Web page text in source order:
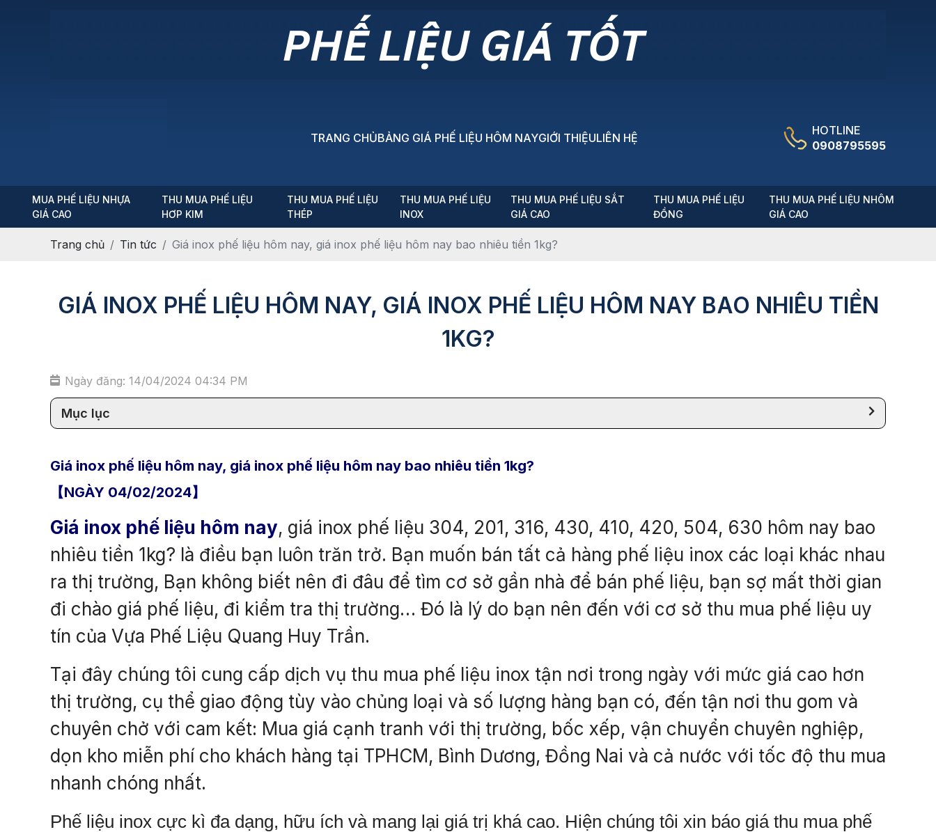
TRANG CHỦBẢNG GIÁ PHẾ LIỆU HÔM NAYGIỚI THIỆULIÊN HỆ
HOTLINE
0908795595
MUA PHẾ LIỆU NHỰA
GIÁ CAO
THU MUA PHẾ LIỆU
HƠP KIM
THU MUA PHẾ LIỆU
THÉP
THU MUA PHẾ LIỆU
INOX
THU MUA PHẾ LIỆU SẮT
GIÁ CAO
THU MUA PHẾ LIỆU
ĐỒNG
THU MUA PHẾ LIỆU NHÔM
GIÁ CAO
Trang chủ Tin tức Giá inox phế liệu hôm nay, giá inox phế liệu hôm nay bao nhiêu tiền 1kg?
GIÁ INOX PHẾ LIỆU HÔM NAY, GIÁ INOX PHẾ LIỆU HÔM NAY BAO NHIÊU TIỀN
1KG?
Ngày đăng: 14/04/2024 04:34 PM
Mục lục
Giá inox phế liệu hôm nay, giá inox phế liệu hôm nay bao nhiêu tiền 1kg?
【NGÀY 04/02/2024】
Giá inox phế liệu hôm nay, giá inox phế liệu 304, 201, 316, 430, 410, 420, 504, 630 hôm nay bao
nhiêu tiền 1kg? là điều bạn luôn trăn trở. Bạn muốn bán tất cả hàng phế liệu inox các loại khác nhau
ra thị trường, Bạn không biết nên đi đâu để tìm cơ sở gần nhà để bán phế liệu, bạn sợ mất thời gian
đi chào giá phế liệu, đi kiểm tra thị trường… Đó là lý do bạn nên đến với cơ sở thu mua phế liệu uy
tín của Vựa Phế Liệu Quang Huy Trần.
Tại đây chúng tôi cung cấp dịch vụ thu mua phế liệu inox tận nơi trong ngày với mức giá cao hơn
thị trường, cụ thể giao động tùy vào chủng loại và số lượng hàng bạn có, đến tận nơi thu gom và
chuyên chở với cam kết: Mua giá cạnh tranh với thị trường, bốc xếp, vận chuyển chuyên nghiệp,
dọn kho miễn phí cho khách hàng tại TPHCM, Bình Dương, Đồng Nai và cả nước với tốc độ thu mua
nhanh chóng nhất.
Phế liệu inox cực kì đa dạng, hữu ích và mang lại giá trị khá cao. Hiện chúng tôi xin báo giá thu mua phế